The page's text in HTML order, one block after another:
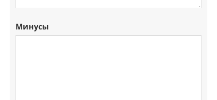
Минусы